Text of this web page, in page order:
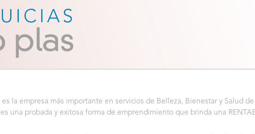
es la empresa más importante en servicios de Belleza, Bienestar y Salud
una probada y exitosa forma de emprendimiento que brinda una